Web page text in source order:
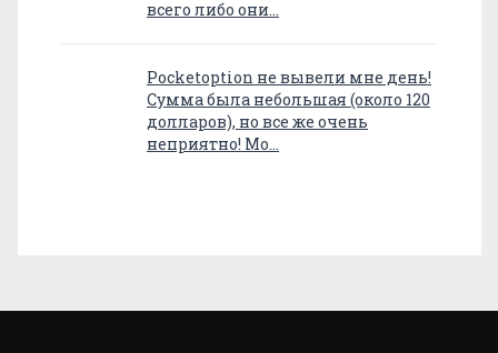
всего либо они…
Pocketoption не вывели мне день!
Сумма была небольшая (около 120
долларов), но все же очень
неприятно! Мо…